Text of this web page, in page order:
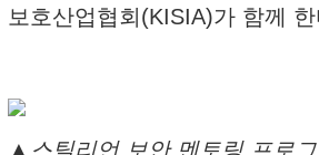
보호산업협회(KISIA)가 함께 한
▲스틸리언 보안 멘토링 프로